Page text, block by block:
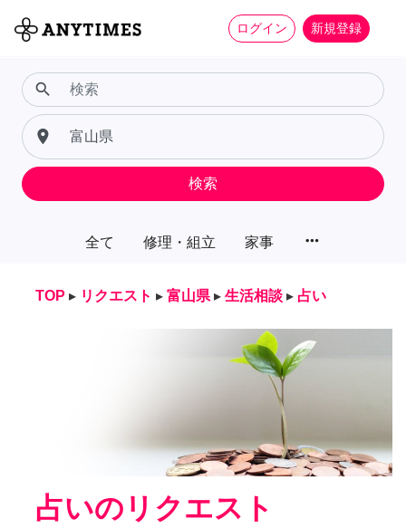
ログイン 新規登録
全て 修理・組立 家事 more_horiz
search
place
検索
TOP ▸ リクエスト ▸ 富山県 ▸ 生活相談 ▸ 占い
占いのリクエスト